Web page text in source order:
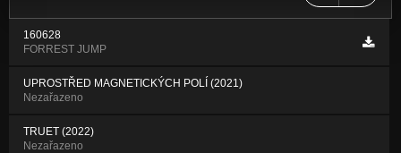
160628
FORREST JUMP
UPROSTŘED MAGNETICKÝCH POLÍ (2021)
Nezařazeno
TRUET (2022)
Nezařazeno